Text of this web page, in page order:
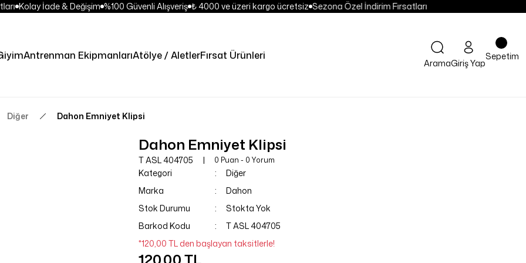
Kolay İade & Değişim %100 Güvenli Alışveriş ₺ 4000 ve üzeri kargo ücretsiz Sezona Özel İndirim Fırsatları
Antrenman EkipmanlarıAtölye / AletlerFırsat Ürünleri
AramaGiriş Yap
Sepetim
Diğer Dahon Emniyet Klipsi
Dahon Emniyet Klipsi
T ASL 404705 0 Puan - 0 Yorum
Kategori
Diğer
Marka
Dahon
Stok Durumu
Stokta Yok
Barkod Kodu
T ASL 404705
*120,00 TL den başlayan taksitlerle!